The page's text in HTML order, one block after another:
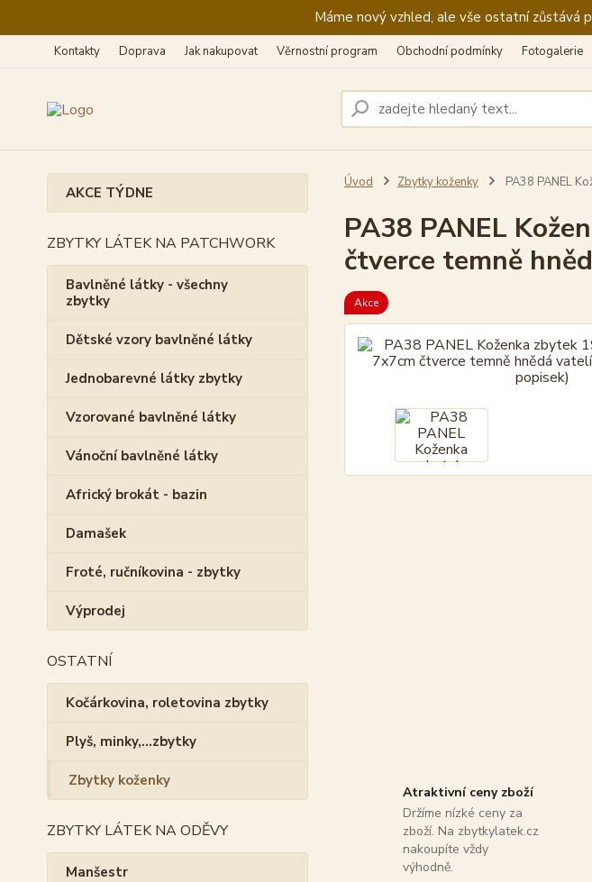
Máme nový vzhled, ale vše ostatní zůstává
Kontakty Doprava Jak nakupovat Věrnostní program Obchodní podmínky Fotogalerie
AKCE TÝDNE
ZBYTKY LÁTEK NA PATCHWORK
Bavlněné látky - všechny
zbytky
Dětské vzory bavlněné látky
Jednobarevné látky zbytky
Vzorované bavlněné látky
Vánoční bavlněné látky
Africký brokát - bazin
Damašek
Froté, ručníkovina - zbytky
Výprodej
OSTATNÍ
Kočárkovina, roletovina zbytky
Plyš, minky,...zbytky
Zbytky koženky
ZBYTKY LÁTEK NA ODĚVY
Manšestr
Úvod Zbytky koženky PA38 PANEL
PA38 PANEL
čtverce temně
Akce
Atraktivní ceny zboží
Držíme nízké ceny za
zboží. Na zbytkylatek.cz
nakoupíte vždy
výhodně.